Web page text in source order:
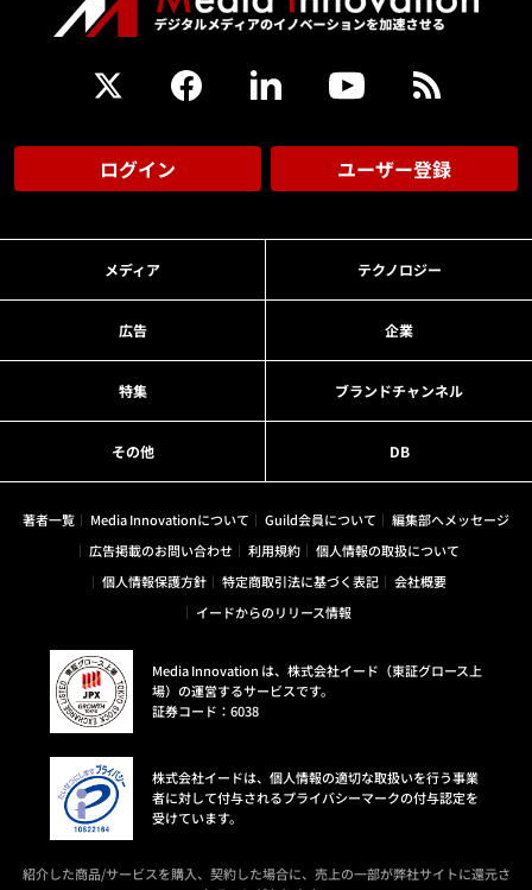
ログイン ユーザー登録
メディア テクノロジー
広告 企業
特集 ブランドチャンネル
その他 DB
著者一覧 Media Innovationについて Guild会員について
編集部へメッセージ
広告掲載のお問い合わせ
利用規約
個人情報の取扱について
個人情報保護方針
特定商取引法に基づく表記
会社概要
イードからのリリース情報
Media Innovation は、株式会社イード（東証グロース上
場）の運営するサービスです。
証券コード：6038
株式会社イードは、個人情報の適切な取扱いを行う事業
者に対して付与されるプライバシーマークの付与認定を
受けています。
紹介した商品/サービスを購入、契約した場合に、売上の一部が弊社サイトに還元さ